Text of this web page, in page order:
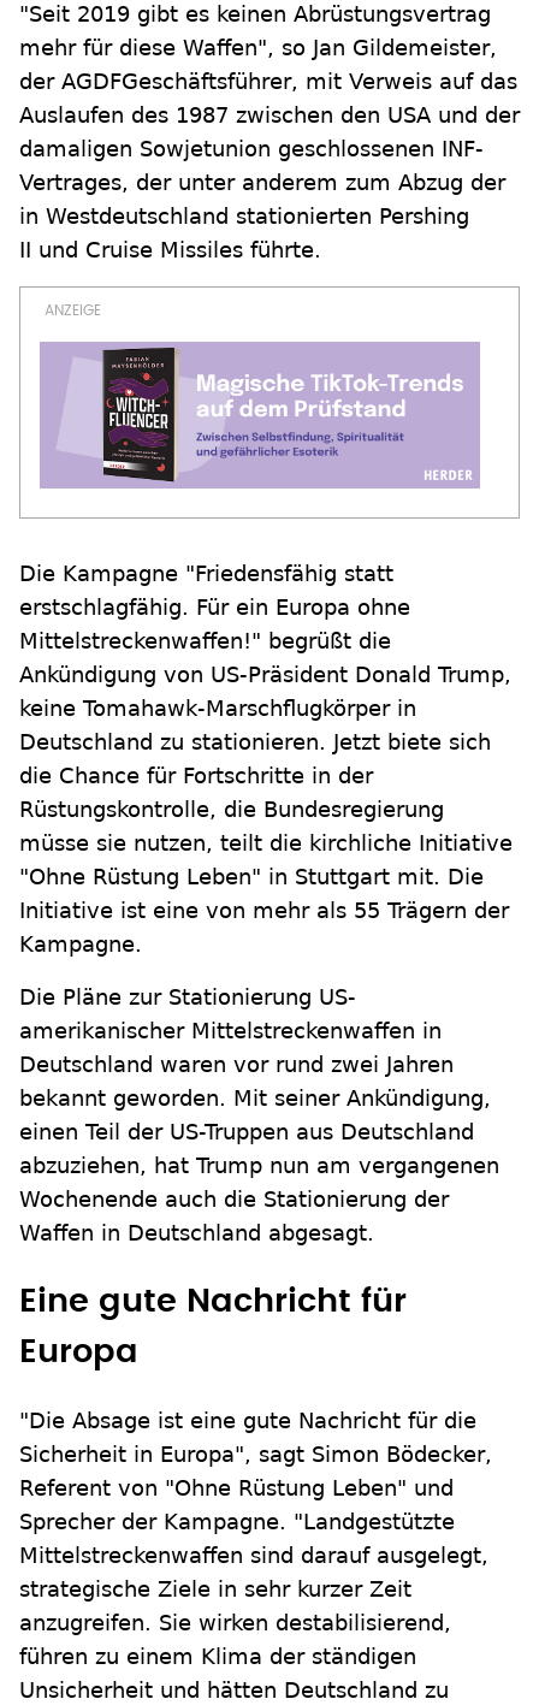
"Seit 2019 gibt es keinen Abrüstungsvertrag
mehr für diese Waffen", so Jan Gildemeister,
der AGDFGeschäftsführer, mit Verweis auf das
Auslaufen des 1987 zwischen den USA und der
damaligen Sowjetunion geschlossenen INF-
Vertrages, der unter anderem zum Abzug der
in Westdeutschland stationierten Pershing
II und Cruise Missiles führte.
Die Kampagne "Friedensfähig statt
erstschlagfähig. Für ein Europa ohne
Mittelstreckenwaffen!" begrüßt die
Ankündigung von US-Präsident Donald Trump,
keine Tomahawk-Marschflugkörper in
Deutschland zu stationieren. Jetzt biete sich
die Chance für Fortschritte in der
Rüstungskontrolle, die Bundesregierung
müsse sie nutzen, teilt die kirchliche Initiative
"Ohne Rüstung Leben" in Stuttgart mit. Die
Initiative ist eine von mehr als 55 Trägern der
Kampagne.
Die Pläne zur Stationierung US-
amerikanischer Mittelstreckenwaffen in
Deutschland waren vor rund zwei Jahren
bekannt geworden. Mit seiner Ankündigung,
einen Teil der US-Truppen aus Deutschland
abzuziehen, hat Trump nun am vergangenen
Wochenende auch die Stationierung der
Waffen in Deutschland abgesagt.
Eine gute Nachricht für
Europa
"Die Absage ist eine gute Nachricht für die
Sicherheit in Europa", sagt Simon Bödecker,
Referent von "Ohne Rüstung Leben" und
Sprecher der Kampagne. "Landgestützte
Mittelstreckenwaffen sind darauf ausgelegt,
strategische Ziele in sehr kurzer Zeit
anzugreifen. Sie wirken destabilisierend,
führen zu einem Klima der ständigen
Unsicherheit und hätten Deutschland zu